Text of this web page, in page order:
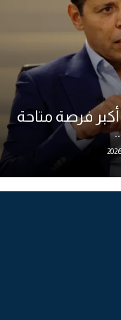
فرصة متاحة